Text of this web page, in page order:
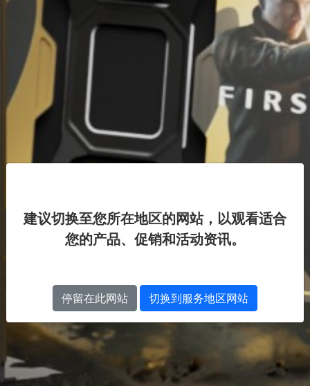
建议切换至您所在地区的网站，以观看适合
您的产品、促销和活动资讯。
停留在此网站 切换到服务地区网站